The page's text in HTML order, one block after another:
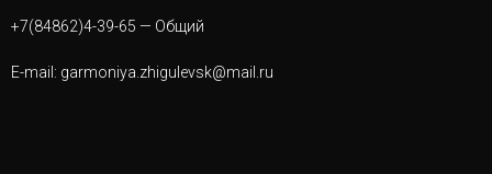
+7(84862)4-39-65 — Общий
E-mail: garmoniya.zhigulevsk@mail.ru